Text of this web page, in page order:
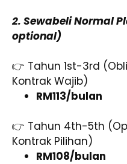
2. Sewabeli Normal
optional)
👉 Tahun 1st-3rd
Kontrak Wajib)
RM113/bulan
👉 Tahun 4th-5th
Kontrak Pilihan)
RM108/bulan